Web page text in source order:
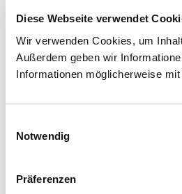
Diese Webseite verwendet
Wir verwenden Cookies, um
Außerdem geben wir
Informationen möglicherweise
Notwendig
Präferenzen